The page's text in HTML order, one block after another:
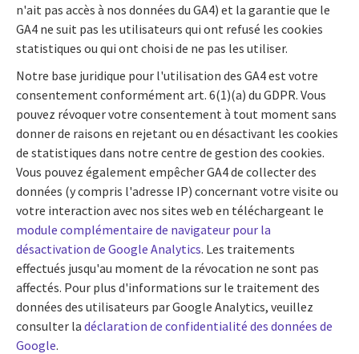
n'ait pas accès à nos données du GA4) et la garantie que le
GA4 ne suit pas les utilisateurs qui ont refusé les cookies
statistiques ou qui ont choisi de ne pas les utiliser.
Notre base juridique pour l'utilisation des GA4 est votre
consentement conformément art. 6(1)(a) du GDPR. Vous
pouvez révoquer votre consentement à tout moment sans
donner de raisons en rejetant ou en désactivant les cookies
de statistiques dans notre centre de gestion des cookies.
Vous pouvez également empêcher GA4 de collecter des
données (y compris l'adresse IP) concernant votre visite ou
votre interaction avec nos sites web en téléchargeant le
module complémentaire de navigateur pour la
désactivation de Google Analytics. Les traitements
effectués jusqu'au moment de la révocation ne sont pas
affectés. Pour plus d'informations sur le traitement des
données des utilisateurs par Google Analytics, veuillez
consulter la déclaration de confidentialité des données de
Google.